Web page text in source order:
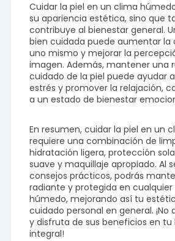
Cuidar la piel en un clima
su apariencia estética, sino que
contribuye al bienestar general.
bien cuidada puede aumentar la
uno mismo y mejorar la
imagen. Además, mantener una
cuidado de la piel puede ayudar
estrés y promover la relajación,
a un estado de bienestar
En resumen, cuidar la piel en un
requiere una combinación de
hidratación ligera, protección
suave y maquillaje apropiado. Al
consejos prácticos, podrás
radiante y protegida en
húmedo, mejorando así tu
cuidado personal en general. ¡No
y disfruta de sus beneficios en tu
integral!